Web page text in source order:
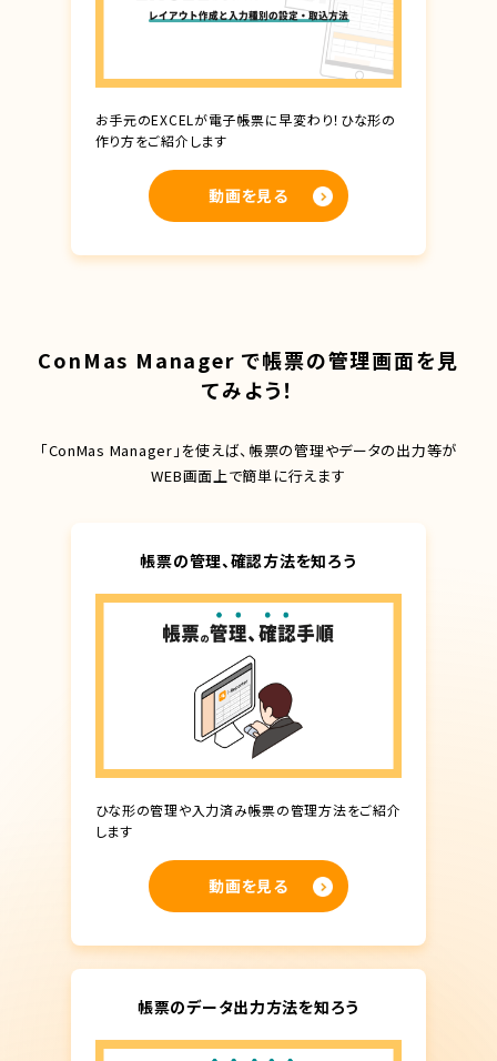
お手元のEXCELが電子帳票に早変わり！ひな形の
作り方をご紹介します
動画を見る
ConMas Manager で帳票の管理画面を見
てみよう！
「ConMas Manager」を使えば、帳票の管理やデータの出力等が
WEB画面上で簡単に行えます
帳票の管理、確認方法を知ろう
ひな形の管理や入力済み帳票の管理方法をご紹介
します
動画を見る
帳票のデータ出力方法を知ろう